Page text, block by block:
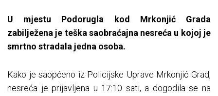
U mjestu Podorugla kod Mrkonjić Grada
zabilježena je teška saobraćajna nesreća u kojoj je
smrtno stradala jedna osoba.
Kako je saopćeno iz Policijske Uprave Mrkonjić Grad,
nesreća je prijavljena u 17:10 sati, a dogodila se na